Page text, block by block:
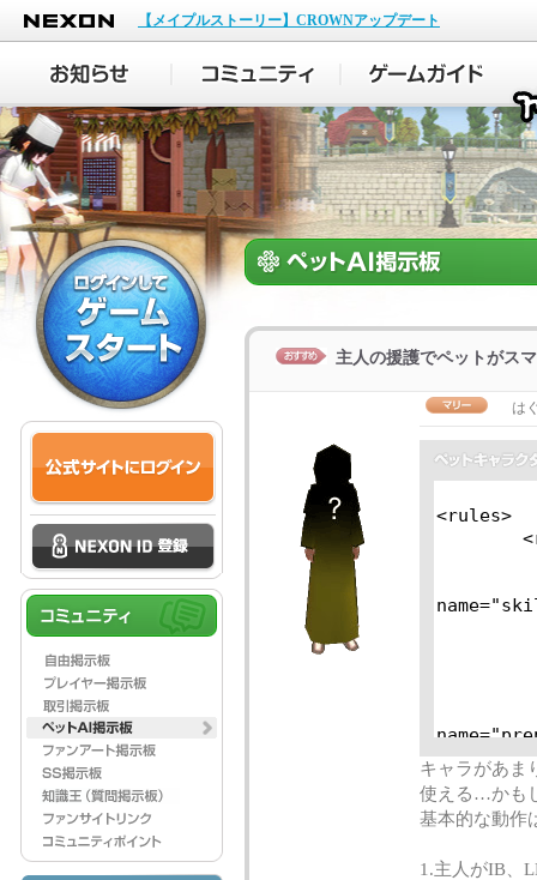
NEXON
【メイプルストーリー】CROWNアップデート
主人の援護でペットがス
は
キャラがあま
使える…かも
基本的な動作
1.主人がIB、